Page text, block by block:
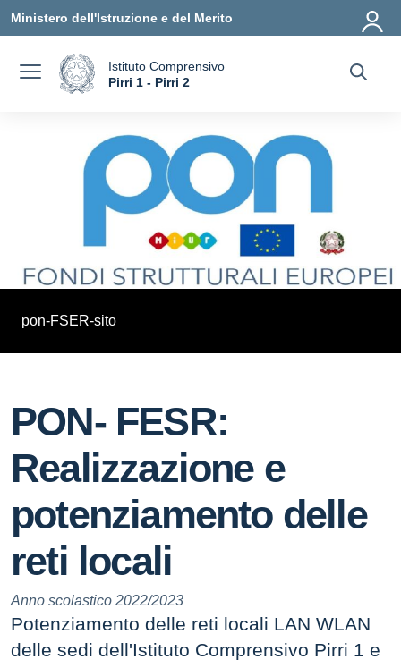
Ministero dell'Istruzione e del Merito
Istituto Comprensivo
Pirri 1 - Pirri 2
pon-FSER-sito
PON- FESR:
Realizzazione e
potenziamento delle
reti locali
Anno scolastico 2022/2023
Potenziamento delle reti locali LAN WLAN
delle sedi dell'Istituto Comprensivo Pirri 1 e